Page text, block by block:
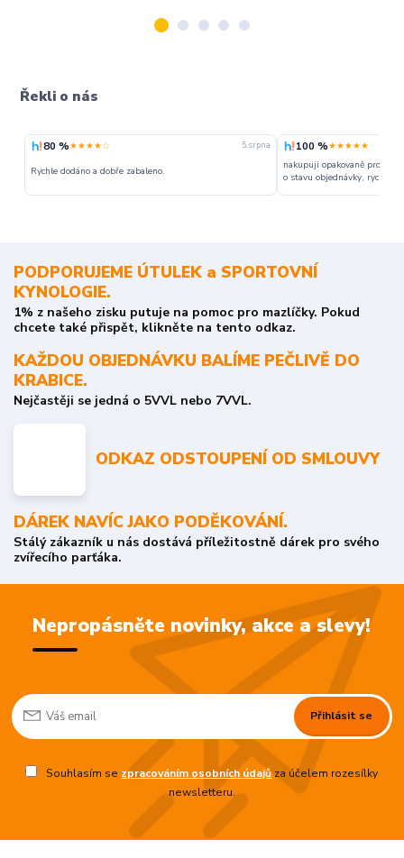
Řekli o nás
80 %★★★★☆ 5. srpna
Rychle dodáno a dobře zabaleno.
100 %★★★★★
nakupuji opakovaně pro
o stavu objednávky, rychlost
PODPORUJEME ÚTULEK a SPORTOVNÍ
KYNOLOGIE.
1% z našeho zisku putuje na pomoc pro mazlíčky. Pokud
chcete také přispět, klikněte na tento odkaz.
KAŽDOU OBJEDNÁVKU BALÍME PEČLIVĚ DO
KRABICE.
Nejčastěji se jedná o 5VVL nebo 7VVL.
ODKAZ ODSTOUPENÍ OD SMLOUVY
DÁREK NAVÍC JAKO PODĚKOVÁNÍ.
Stálý zákazník u nás dostává příležitostně dárek pro svého
zvířecího parťáka.
Nepropásněte novinky, akce a slevy!
Přihlásit se
Souhlasím se zpracováním osobních údajůza účelem rozesílky
newsletteru.